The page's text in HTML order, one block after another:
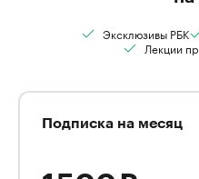
Эксклюзивы РБК
Лекции
Подписка на месяц